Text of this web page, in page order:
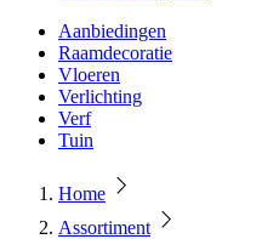
Aanbiedingen
Raamdecoratie
Vloeren
Verlichting
Verf
Tuin
Home
Assortiment